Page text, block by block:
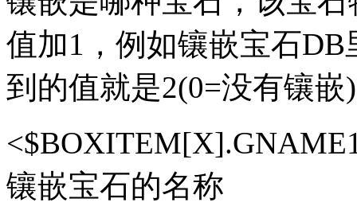
值加1，例如镶嵌宝石
到的值就是2(0=没有镶嵌)
镶嵌宝石的名称